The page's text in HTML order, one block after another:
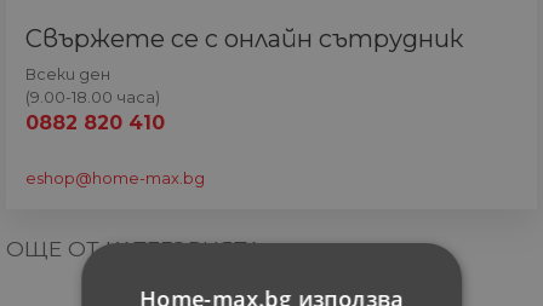
Свържете се с онлайн сътрудник
Всеки ден
(9.00-18.00 часа)
0882 820 410
eshop@home-max.bg
ОЩЕ ОТ КАТЕГОРИЯТА
Home-max.bg използва